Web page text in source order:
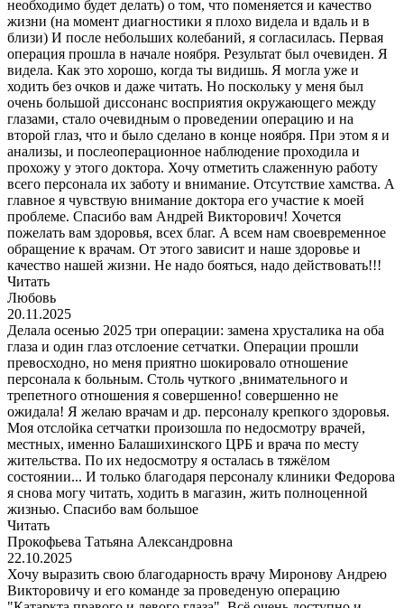
необходимо будет делать) о том, что поменяется и качество
жизни (на момент диагностики я плохо видела и вдаль и в
близи) И после небольших колебаний, я согласилась. Первая
операция прошла в начале ноября. Результат был очевиден. Я
видела. Как это хорошо, когда ты видишь. Я могла уже и
ходить без очков и даже читать. Но поскольку у меня был
очень большой диссонанс восприятия окружающего между
глазами, стало очевидным о проведении операцию и на
второй глаз, что и было сделано в конце ноября. При этом я и
анализы, и послеоперационное наблюдение проходила и
прохожу у этого доктора. Хочу отметить слаженную работу
всего персонала их заботу и внимание. Отсутствие хамства. А
главное я чувствую внимание доктора его участие к моей
проблеме. Спасибо вам Андрей Викторович! Хочется
пожелать вам здоровья, всех благ. А всем нам своевременное
обращение к врачам. От этого зависит и наше здоровье и
качество нашей жизни. Не надо бояться, надо действовать!!!
Читать
Любовь
20.11.2025
Делала осенью 2025 три операции: замена хрусталика на оба
глаза и один глаз отслоение сетчатки. Операции прошли
превосходно, но меня приятно шокировало отношение
персонала к больным. Столь чуткого ,внимательного и
трепетного отношения я совершенно! совершенно не
ожидала! Я желаю врачам и др. персоналу крепкого здоровья.
Моя отслойка сетчатки произошла по недосмотру врачей,
местных, именно Балашихинского ЦРБ и врача по месту
жительства. По их недосмотру я осталась в тяжёлом
состоянии... И только благодаря персоналу клиники Федорова
я снова могу читать, ходить в магазин, жить полноценной
жизнью. Спасибо вам большое
Читать
Прокофьева Татьяна Александровна
22.10.2025
Хочу выразить свою благодарность врачу Миронову Андрею
Викторовичу и его команде за проведеную операцию